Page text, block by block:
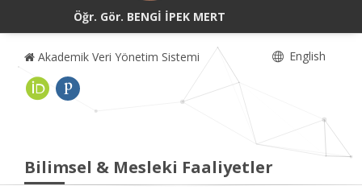
Öğr. Gör. BENGİ İPEK MERT
Akademik Veri Yönetim Sistemi English
Bilimsel & Mesleki Faaliyetler